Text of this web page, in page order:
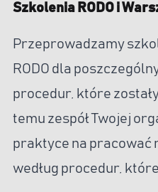
Szkolenia RODO i
Przeprowadzamy
RODO dla
procedur, które
temu zespół Twojej
praktyce na pracować
według procedur,